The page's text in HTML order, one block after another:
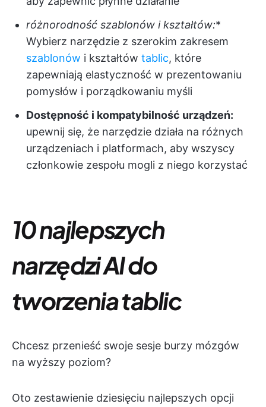
różnorodność szablonów i kształtów:*
Wybierz narzędzie z szerokim zakresem
szablonów i kształtów tablic, które
zapewniają elastyczność w prezentowaniu
pomysłów i porządkowaniu myśli
Dostępność i kompatybilność urządzeń:
upewnij się, że narzędzie działa na różnych
urządzeniach i platformach, aby wszyscy
członkowie zespołu mogli z niego korzystać
10 najlepszych
narzędzi AI do
tworzenia tablic
Chcesz przenieść swoje sesje burzy mózgów
na wyższy poziom?
Oto zestawienie dziesięciu najlepszych opcji